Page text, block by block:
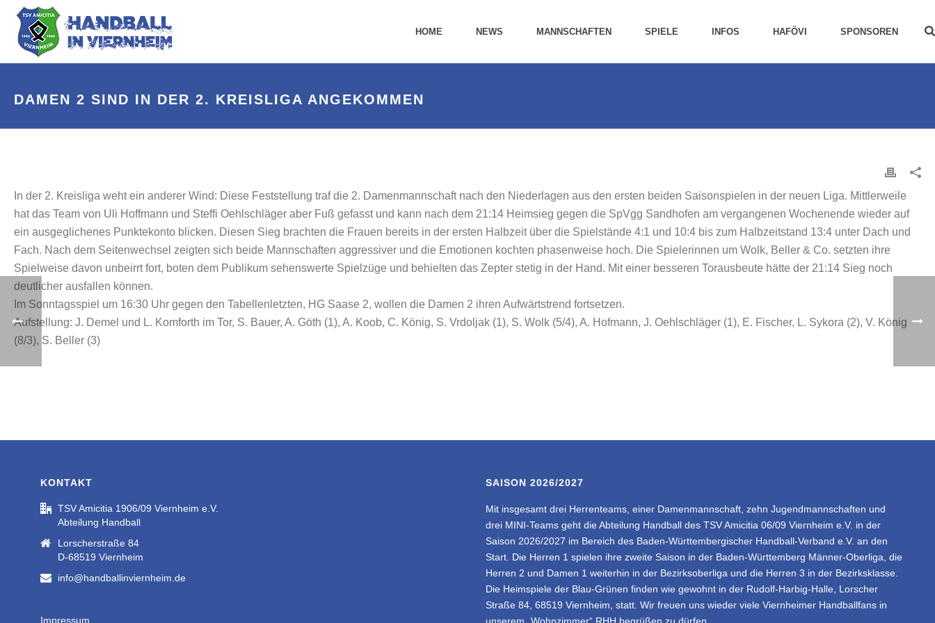
HOME NEWS MANNSCHAFTEN SPIELE INFOS HAFÖVI SPONSOREN
DAMEN 2 SIND IN DER 2. KREISLIGA ANGEKOMMEN
In der 2. Kreisliga weht ein anderer Wind: Diese Feststellung traf die 2. Damenmannschaft nach den Niederlagen aus den ersten beiden Saisonspielen in der neuen Liga. Mittlerweile
hat das Team von Uli Hoffmann und Steffi Oehlschläger aber Fuß gefasst und kann nach dem 21:14 Heimsieg gegen die SpVgg Sandhofen am vergangenen Wochenende wieder auf
ein ausgeglichenes Punktekonto blicken. Diesen Sieg brachten die Frauen bereits in der ersten Halbzeit über die Spielstände 4:1 und 10:4 bis zum Halbzeitstand 13:4 unter Dach und
Fach. Nach dem Seitenwechsel zeigten sich beide Mannschaften aggressiver und die Emotionen kochten phasenweise hoch. Die Spielerinnen um Wolk, Beller & Co. setzten ihre
Spielweise davon unbeirrt fort, boten dem Publikum sehenswerte Spielzüge und behielten das Zepter stetig in der Hand. Mit einer besseren Torausbeute hätte der 21:14 Sieg noch
deutlicher ausfallen können.
Im Sonntagsspiel um 16:30 Uhr gegen den Tabellenletzten, HG Saase 2, wollen die Damen 2 ihren Aufwärtstrend fortsetzen.
Aufstellung: J. Demel und L. Komforth im Tor, S. Bauer, A. Göth (1), A. Koob, C. König, S. Vrdoljak (1), S. Wolk (5/4), A. Hofmann, J. Oehlschläger (1), E. Fischer, L. Sykora (2), V. König
(8/3), S. Beller (3)
KONTAKT
TSV Amicitia 1906/09 Viernheim e.V.
Abteilung Handball
Lorscherstraße 84
D-68519 Viernheim
info@handballinviernheim.de
Impressum
SAISON 2026/2027
Mit insgesamt drei Herrenteams, einer Damenmannschaft, zehn Jugendmannschaften und
drei MINI-Teams geht die Abteilung Handball des TSV Amicitia 06/09 Viernheim e.V. in der
Saison 2026/2027 im Bereich des Baden-Württembergischer Handball-Verband e.V. an den
Start. Die Herren 1 spielen ihre zweite Saison in der Baden-Württemberg Männer-Oberliga, die
Herren 2 und Damen 1 weiterhin in der Bezirksoberliga und die Herren 3 in der Bezirksklasse.
Die Heimspiele der Blau-Grünen finden wie gewohnt in der Rudolf-Harbig-Halle, Lorscher
Straße 84, 68519 Viernheim, statt. Wir freuen uns wieder viele Viernheimer Handballfans in